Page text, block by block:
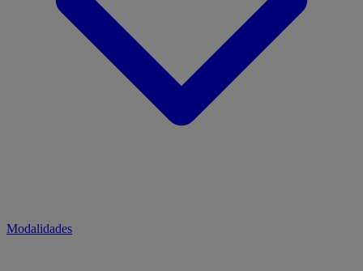
Modalidades